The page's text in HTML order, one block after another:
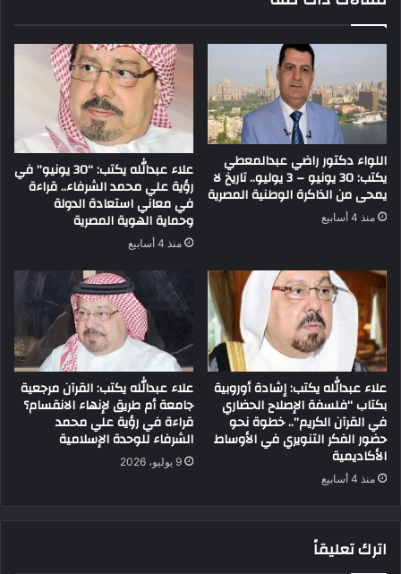
اللواء دكتور راضي عبدالمعطي
يكتب: 30 يونيو – 3 يوليو.. تاريخ لا
يمحى من الذاكرة الوطنية المصرية
منذ 4 أسابيع
علاء عبدالله يكتب: “30 يونيو” في
رؤية علي محمد الشرفاء.. قراءة
في معاني استعادة الدولة
وحماية الهوية المصرية
منذ 4 أسابيع
علاء عبدالله يكتب: إشادة أوروبية
بكتاب “فلسفة الإصلاح الحضاري
في القرآن الكريم”.. خطوة نحو
حضور الفكر التنويري في الأوساط
الأكاديمية
منذ 4 أسابيع
علاء عبدالله يكتب: القرآن مرجعية
جامعة أم طريق لإنهاء الانقسام؟
قراءة في رؤية علي محمد
الشرفاء للوحدة الإسلامية
9 يوليو، 2026
اترك تعليقاً